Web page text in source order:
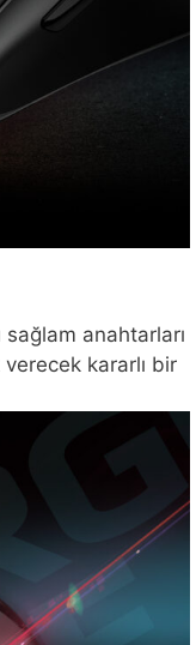
sağlam anahtarları
kararlı bir